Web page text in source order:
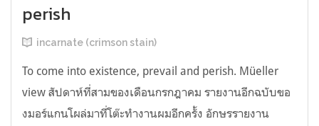
perish
incarnate (crimson stain)
To come into existence, prevail and perish. Müeller
view สัปดาห์ที่สามของเดือนกรกฎาคม รายงานอีกฉบับขอ
งมอร์แกนโผล่มาที่โต๊ะทำงานผมอีกครั้ง อักษรรายงาน